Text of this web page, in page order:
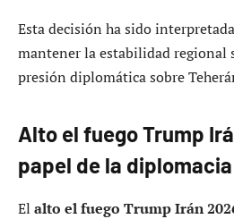
Esta decisión ha sido
mantener la estabilidad regional
presión diplomática sobre
Alto el fuego Trump
papel de la diplomacia
El alto el fuego Trump Irán